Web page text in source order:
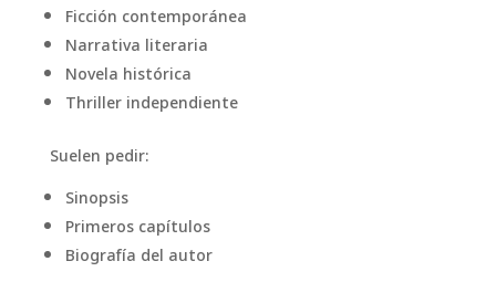
Ficción contemporánea
Narrativa literaria
Novela histórica
Thriller independiente
Suelen pedir:
Sinopsis
Primeros capítulos
Biografía del autor